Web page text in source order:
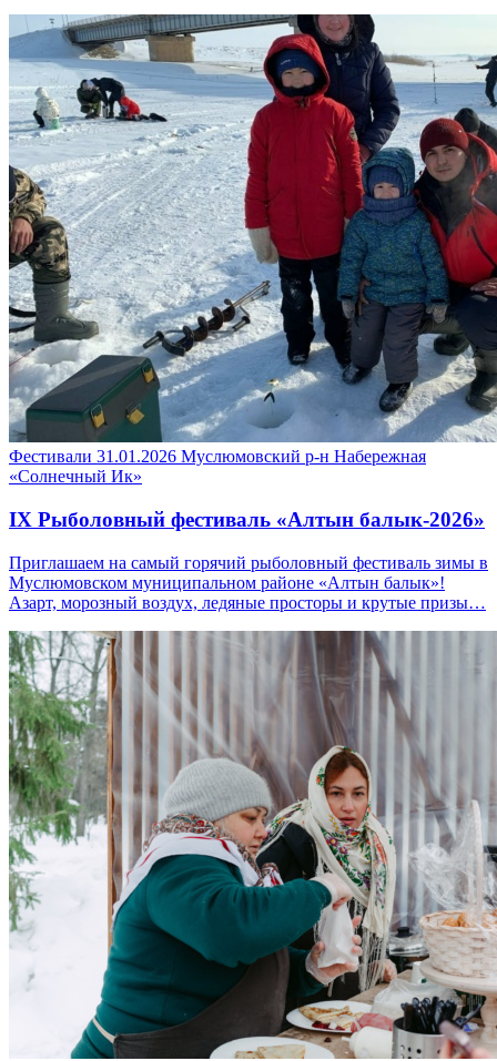
Фестивали 31.01.2026 Муслюмовский р-н Набережная
«Солнечный Ик»
IX Рыболовный фестиваль «Алтын балык-2026»
Приглашаем на самый горячий рыболовный фестиваль зимы в
Муслюмовском муниципальном районе «Алтын балык»!
Азарт, морозный воздух, ледяные просторы и крутые призы…